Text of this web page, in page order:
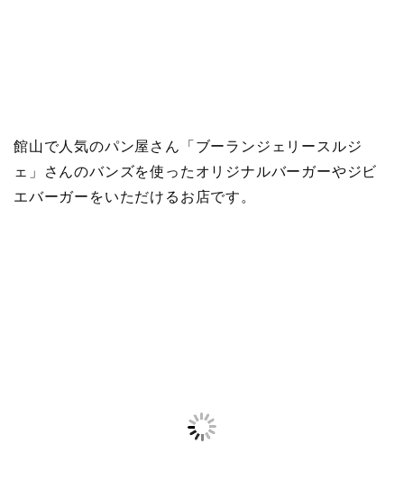
館山で人気のパン屋さん「ブーランジェリースルジ
ェ」さんのバンズを使ったオリジナルバーガーやジビ
エバーガーをいただけるお店です。